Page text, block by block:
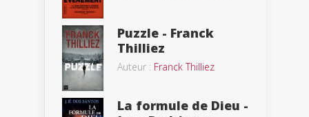
Puzzle - Franck
Thilliez
Auteur : Franck Thilliez
La formule de Dieu -